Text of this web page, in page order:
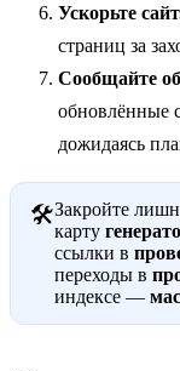
Ускорьте
страниц за
Сообщайте
обновлённые
дожидаясь
🛠Закройте
карту
ссылки в
переходы в
индексе —